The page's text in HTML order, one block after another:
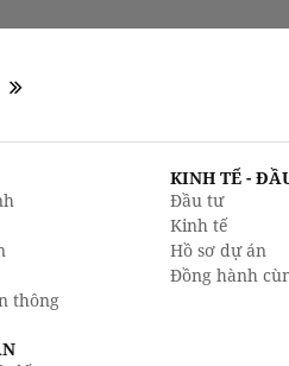
thông
KINH TẾ -
Đầu tư
Kinh tế
Hồ sơ dự án
Đồng hành